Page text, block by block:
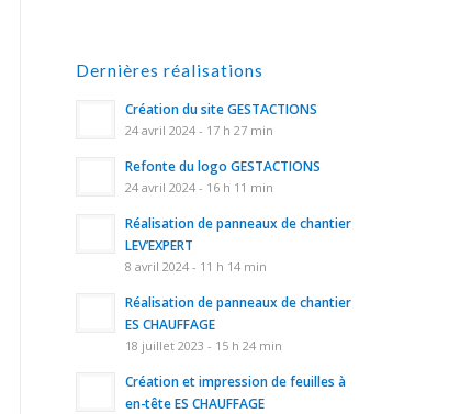
Dernières réalisations
Création du site GESTACTIONS
24 avril 2024 - 17 h 27 min
Refonte du logo GESTACTIONS
24 avril 2024 - 16 h 11 min
Réalisation de panneaux de chantier
LEV’EXPERT
8 avril 2024 - 11 h 14 min
Réalisation de panneaux de chantier
ES CHAUFFAGE
18 juillet 2023 - 15 h 24 min
Création et impression de feuilles à
en-tête ES CHAUFFAGE